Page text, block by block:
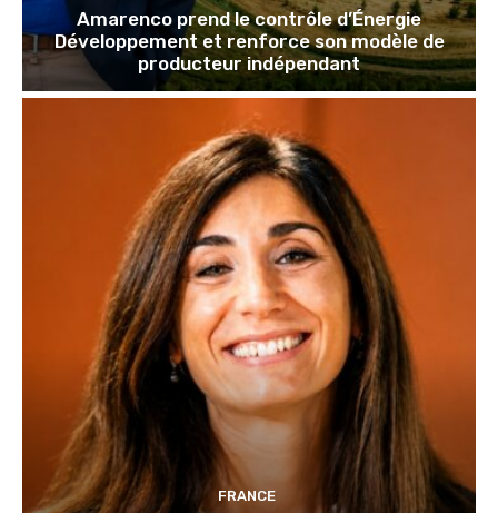
Amarenco prend le contrôle d’Énergie
Développement et renforce son modèle de
producteur indépendant
FRANCE